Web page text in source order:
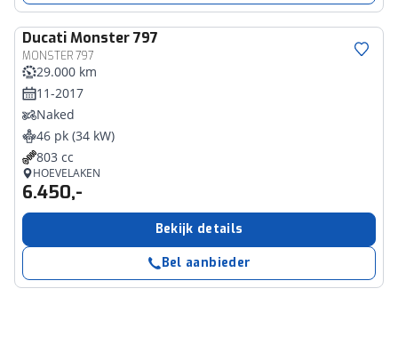
DucatiMonster 797
MONSTER 797
29.000 km
11-2017
Naked
46 pk (34 kW)
803 cc
HOEVELAKEN
6.450,-
Bekijk details
Bel aanbieder